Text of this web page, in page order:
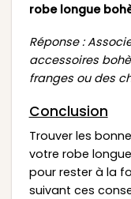
robe longue
Réponse :
accessoires
franges ou des
Conclusion
Trouver les
votre robe
pour rester à la
suivant ces